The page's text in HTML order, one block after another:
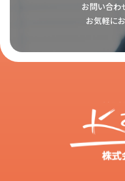
お問い合わ
お気軽に